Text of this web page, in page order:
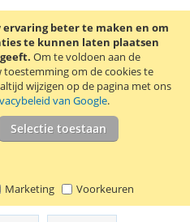
beter te maken en om
te kunnen laten plaatsen
Om te voldoen aan de
toestemming om de cookies te
wijzigen op de pagina met ons
van Google.
Selectie toestaan
Marketing Voorkeuren
VERLANGLIJST
TE VERGELIJKEN
voor de Samsung Galaxy